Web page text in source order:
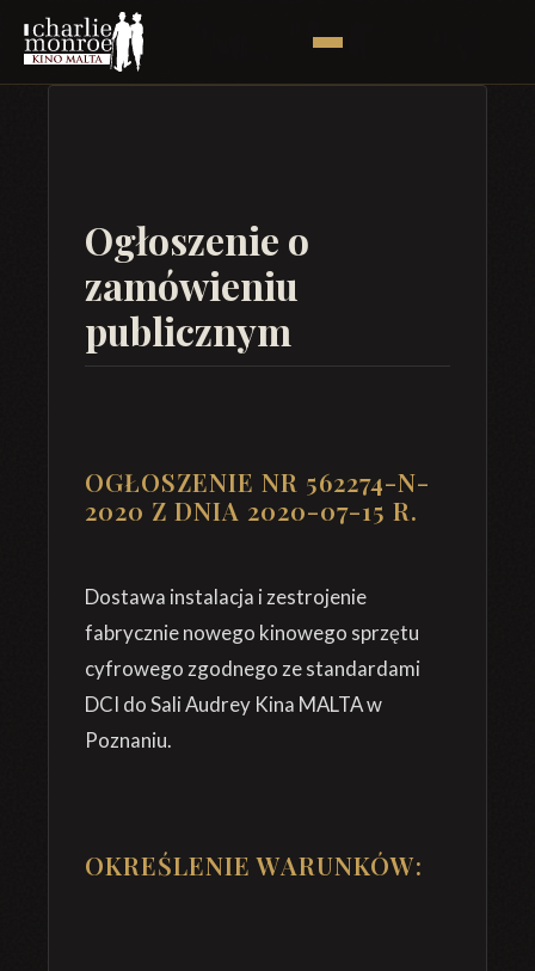
Ogłoszenie o
zamówieniu
publicznym
OGŁOSZENIE NR 562274-N-
2020 Z DNIA 2020-07-15 R.
Dostawa instalacja i zestrojenie
fabrycznie nowego kinowego sprzętu
cyfrowego zgodnego ze standardami
DCI do Sali Audrey Kina MALTA w
Poznaniu.
OKREŚLENIE WARUNKÓW: